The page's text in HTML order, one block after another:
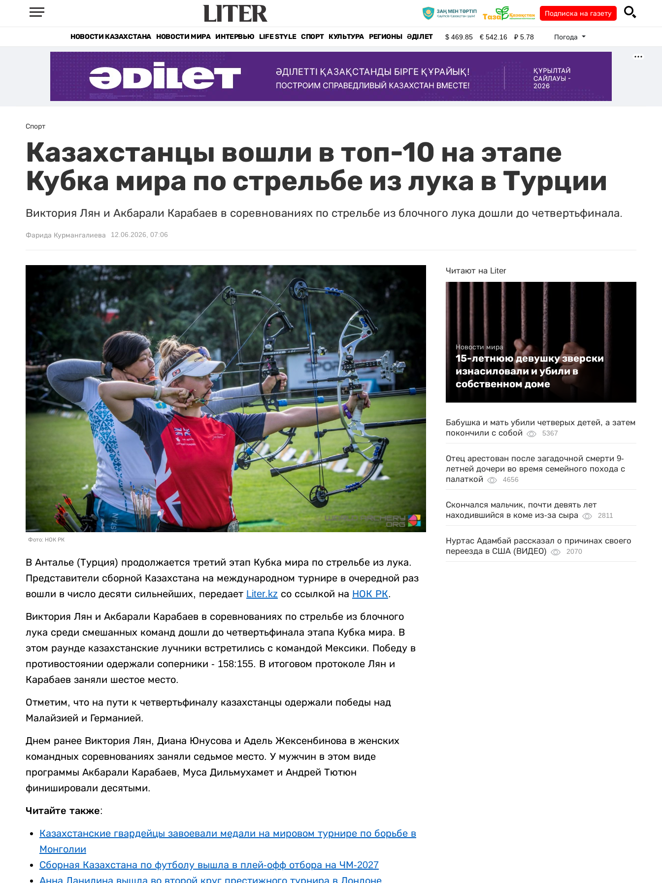
Подписка на газету
НОВОСТИ КАЗАХСТАНА НОВОСТИ МИРА ИНТЕРВЬЮ LIFE STYLE СПОРТ КУЛЬТУРА РЕГИОНЫ ӘДІЛЕТ $469.85 €542.16 ₽5.78 Погода
Спорт
Казахстанцы вошли в топ-10 на этапе
Кубка мира по стрельбе из лука в Турции
Виктория Лян и Акбарали Карабаев в соревнованиях по стрельбе из блочного лука дошли до четвертьфинала.
Фарида Курмангалиева 12.06.2026, 07:06
Фото: НОК РК
В Анталье (Турция) продолжается третий этап Кубка мира по стрельбе из лука.
Представители сборной Казахстана на международном турнире в очередной раз
вошли в число десяти сильнейших, передает Liter.kz со ссылкой на НОК РК.
Виктория Лян и Акбарали Карабаев в соревнованиях по стрельбе из блочного
лука среди смешанных команд дошли до четвертьфинала этапа Кубка мира. В
этом раунде казахстанские лучники встретились с командой Мексики. Победу в
противостоянии одержали соперники - 158:155. В итоговом протоколе Лян и
Карабаев заняли шестое место.
Отметим, что на пути к четвертьфиналу казахстанцы одержали победы над
Малайзией и Германией.
Днем ранее Виктория Лян, Диана Юнусова и Адель Жексенбинова в женских
командных соревнованиях заняли седьмое место. У мужчин в этом виде
программы Акбарали Карабаев, Муса Дильмухамет и Андрей Тютюн
финишировали десятыми.
Читайте также:
Казахстанские гвардейцы завоевали медали на мировом турнире по борьбе в
Монголии
Сборная Казахстана по футболу вышла в плей-офф отбора на ЧМ-2027
Анна Данилина вышла во второй круг престижного турнира в Лондоне
Читают на Liter
Новости мира
15-летнюю девушку зверски
изнасиловали и убили в
собственном доме
Бабушка и мать убили четверых детей, а затем
покончили с собой
5367
Отец арестован после загадочной смерти 9-
летней дочери во время семейного похода с
палаткой
4656
Скончался мальчик, почти девять лет
находившийся в коме из-за сыра
2811
Нуртас Адамбай рассказал о причинах своего
переезда в США (ВИДЕО)
2070